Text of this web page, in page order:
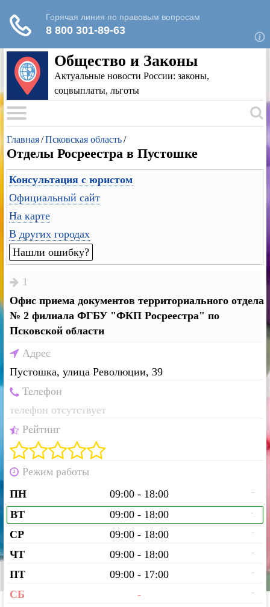
Общество и Законы
Актуальные новости России: законы,
соцвыплаты, льготы
Главная/Псковская область/
Отделы Росреестра в Пустошке
Консультация с юристом
Официальный сайт
На карте
В других городах
Нашли ошибку?
1
Офис приема документов территориального отдела
№ 2 филиала ФГБУ "ФКП Росреестра" по
Псковской области
Адрес
Пустошка, улица Революции, 39
Телефон
телефон отсутствует
Рейтинг
Режим работы
ПН
09:00 - 18:00 -
ВТ 09:00 - 18:00 -
СР 09:00 - 18:00 -
ЧТ 09:00 - 18:00 -
ПТ 09:00 - 17:00 -
СБ - -
Для любых предложений по сайту: rk-
reestr@cp9.ru